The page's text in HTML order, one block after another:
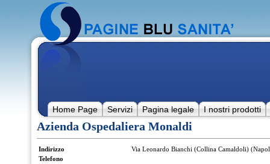
Home Page Servizi Pagina legale I nostri prodotti
Azienda Ospedaliera Monaldi
Indirizzo
Via Leonardo Bianchi (Collina Camaldoli)
Telefono